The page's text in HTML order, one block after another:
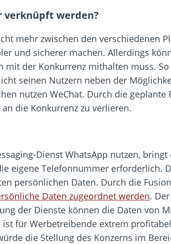
verknüpft werden?
mehr zwischen den verschiedenen
und sicherer machen. Allerdings
mit der Konkurrenz mithalten muss.
seinen Nutzern neben der
nutzen WeChat. Durch die geplante
die Konkurrenz zu verlieren.
Dienst WhatsApp nutzen,
eigene Telefonnummer erforderlich.
persönlichen Daten. Durch die
Daten zugeordnet werden.
der Dienste können die Daten von
für Werbetreibende extrem
die Stellung des Konzerns im